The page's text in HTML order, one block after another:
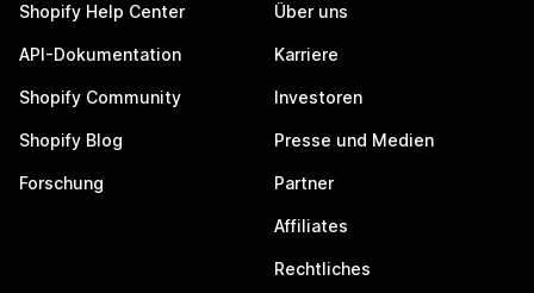
Shopify Help Center
API-Dokumentation
Shopify Community
Shopify Blog
Forschung
Über uns
Karriere
Investoren
Presse und Medien
Partner
Affiliates
Rechtliches